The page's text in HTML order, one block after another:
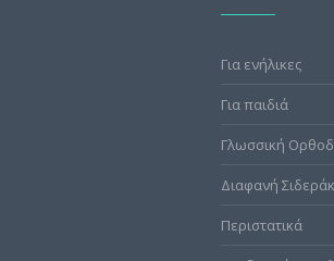
Για ενήλικες
Για παιδιά
Γλωσσική
Διαφανή
Περιστατικά